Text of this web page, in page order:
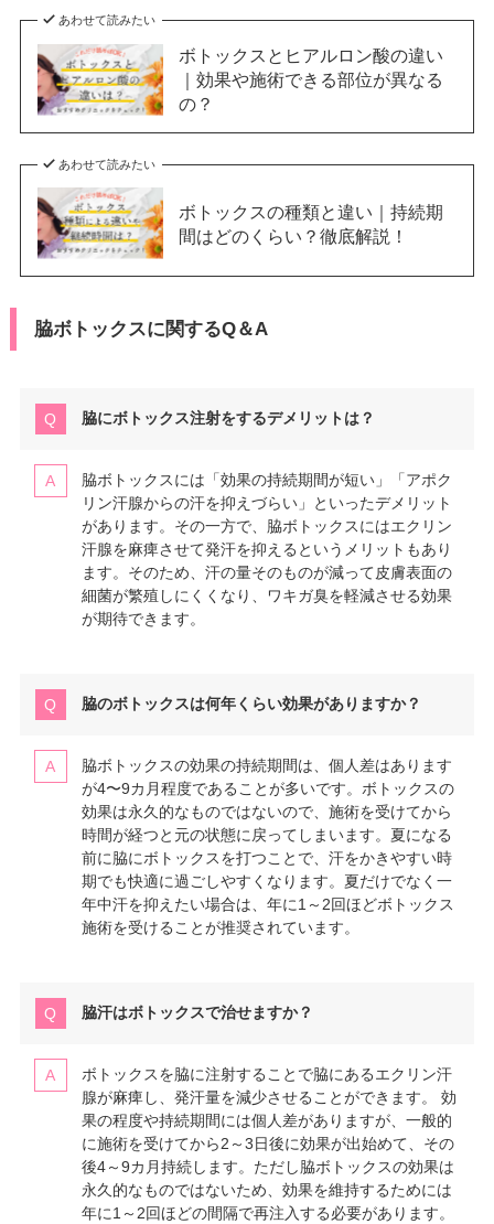
あわせて読みたい
ボトックスとヒアルロン酸の違い
｜効果や施術できる部位が異なる
の？
あわせて読みたい
ボトックスの種類と違い｜持続期
間はどのくらい？徹底解説！
脇ボトックスに関するQ＆A
脇にボトックス注射をするデメリットは？
脇ボトックスには「効果の持続期間が短い」「アポク
リン汗腺からの汗を抑えづらい」といったデメリット
があります。その一方で、脇ボトックスにはエクリン
汗腺を麻痺させて発汗を抑えるというメリットもあり
ます。そのため、汗の量そのものが減って皮膚表面の
細菌が繁殖しにくくなり、ワキガ臭を軽減させる効果
が期待できます。
脇のボトックスは何年くらい効果がありますか？
脇ボトックスの効果の持続期間は、個人差はあります
が4〜9カ月程度であることが多いです。ボトックスの
効果は永久的なものではないので、施術を受けてから
時間が経つと元の状態に戻ってしまいます。夏になる
前に脇にボトックスを打つことで、汗をかきやすい時
期でも快適に過ごしやすくなります。夏だけでなく一
年中汗を抑えたい場合は、年に1～2回ほどボトックス
施術を受けることが推奨されています。
脇汗はボトックスで治せますか？
ボトックスを脇に注射することで脇にあるエクリン汗
腺が麻痺し、発汗量を減少させることができます。 効
果の程度や持続期間には個人差がありますが、一般的
に施術を受けてから2～3日後に効果が出始めて、その
後4～9カ月持続します。ただし脇ボトックスの効果は
永久的なものではないため、効果を維持するためには
年に1～2回ほどの間隔で再注入する必要があります。